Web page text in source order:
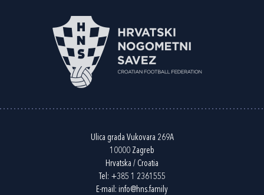
Ulica grada Vukovara 269A
10000 Zagreb
Hrvatska / Croatia
Tel: +385 1 2361555
E-mail: info@hns.family